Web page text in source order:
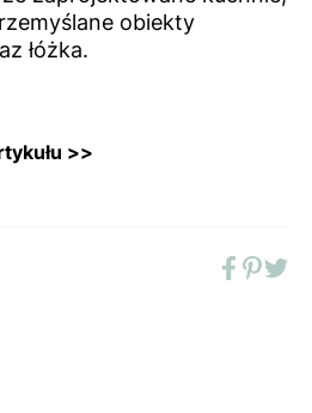
obiekty
łóżka.
>>